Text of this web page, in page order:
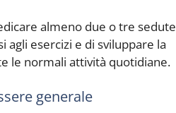
almeno due o tre sedute
agli esercizi e di sviluppare la
le normali attività quotidiane.
generale